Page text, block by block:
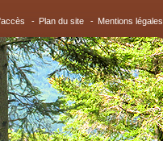
- Plan du site - Mentions légales